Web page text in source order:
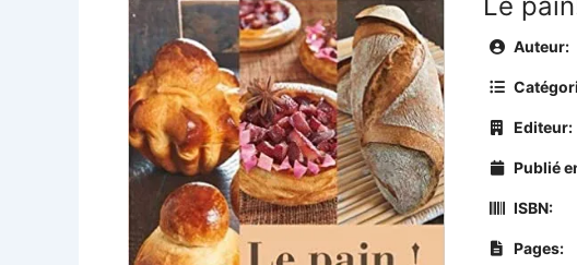
Auteur:
Editeur:
Publié
ISBN:
Pages: